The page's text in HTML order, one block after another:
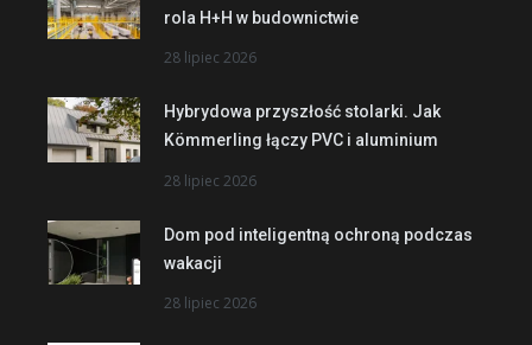
rola H+H w budownictwie
28 lipiec 2026
Hybrydowa przyszłość stolarki. Jak
Kömmerling łączy PVC i aluminium
28 lipiec 2026
Dom pod inteligentną ochroną podczas
wakacji
28 lipiec 2026